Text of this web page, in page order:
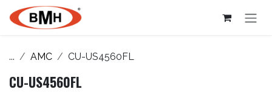
Ir al contenido
... AMC CU-US4560FL
CU-US4560FL